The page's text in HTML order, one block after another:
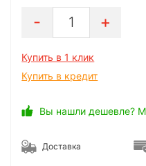
1
Купить в 1 клик
Купить в кредит
Вы нашли дешевле?
Доставка